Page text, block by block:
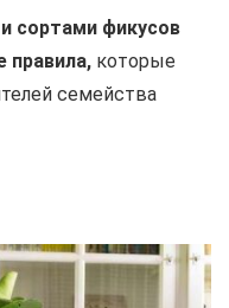
сортами фикусов
правила, которые
семейства